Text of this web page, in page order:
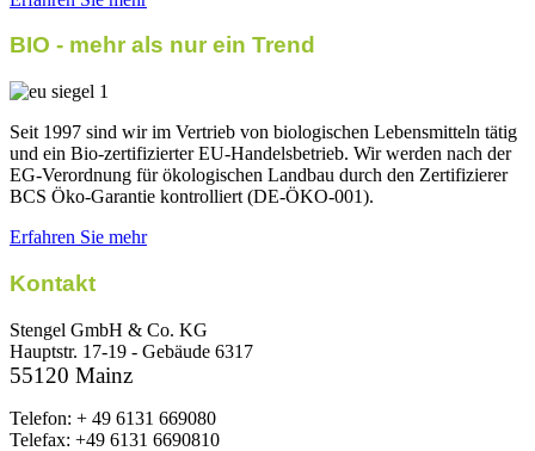
BIO - mehr als nur ein Trend
Seit 1997 sind wir im Vertrieb von biologischen Lebensmitteln tätig
und ein Bio-zertifizierter EU-Handelsbetrieb. Wir werden nach der
EG-Verordnung für ökologischen Landbau durch den Zertifizierer
BCS Öko-Garantie kontrolliert (DE-ÖKO-001).
Erfahren Sie mehr
Kontakt
Stengel GmbH & Co. KG
Hauptstr. 17-19 - Gebäude 6317
55120 Mainz
Telefon: + 49 6131 669080
Telefax: +49 6131 6690810